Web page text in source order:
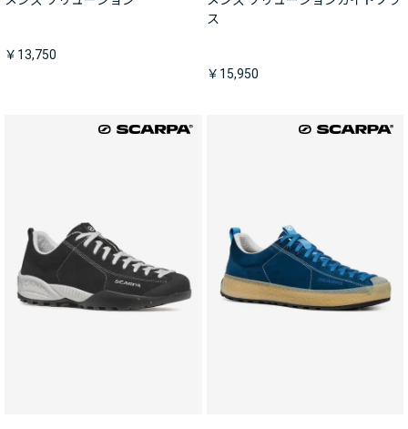
￥13,750
ス
￥15,950